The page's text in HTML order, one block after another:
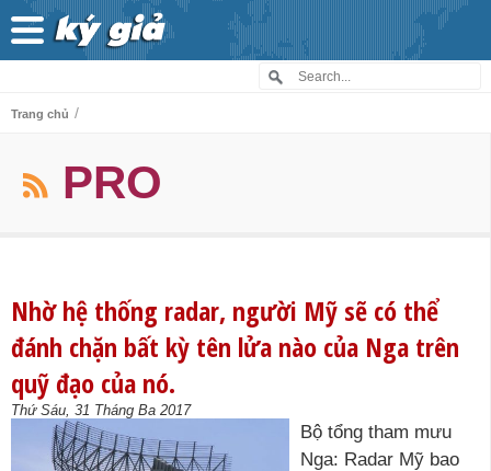
Trang chủ /
PRO
Nhờ hệ thống radar, người Mỹ sẽ có thể
đánh chặn bất kỳ tên lửa nào của Nga trên
quỹ đạo của nó.
Thứ Sáu, 31 Tháng Ba 2017
Bộ tổng tham mưu
Nga: Radar Mỹ bao